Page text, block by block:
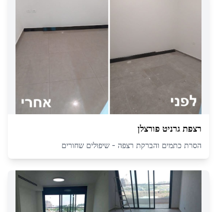
רצפת גרניט פורצלן
הסרת כתמים והברקת רצפה - שיפולים שחורים